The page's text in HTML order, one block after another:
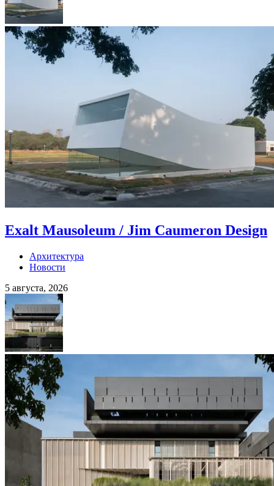
Exalt Mausoleum / Jim Caumeron Design
Архитектура
Новости
5 августа, 2026